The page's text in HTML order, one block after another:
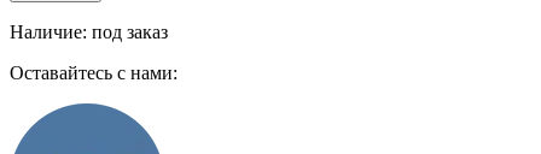
Наличие: под заказ
Оставайтесь с нами: